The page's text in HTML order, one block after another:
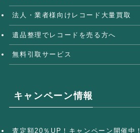
法人・業者様向けレコード大量買取
遺品整理でレコードを売る方へ
無料引取サービス
キャンペーン情報
査定額20％UP！キャンペーン開催中！